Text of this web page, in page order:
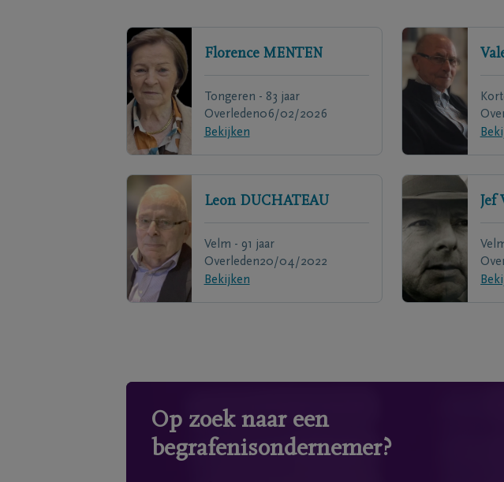
Florence MENTEN
Tongeren - 83 jaar
Overleden06/02/2026
Bekijken
Leon DUCHATEAU
Velm - 91 jaar
Overleden20/04/2022
Bekijken
Jef
Op zoek naar een
begrafenisondernemer?